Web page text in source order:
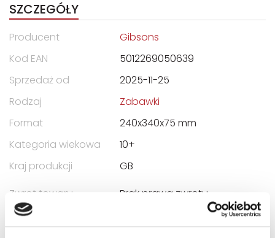
SZCZEGÓŁY
Producent
Gibsons
Kod EAN
5012269050639
Sprzedaż od
2025-11-25
Rodzaj
Zabawki
Format
240x340x75 mm
Kategoria wiekowa
10+
Kraj produkcji
GB
Zwrot towaru
Brak prawa zwrotu